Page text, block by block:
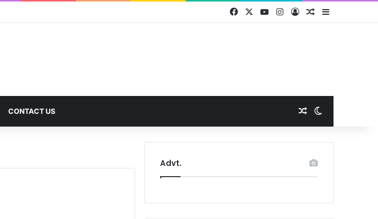
Facebook YouTubeInstagram
Log InRandom Article
CONTACT US Random Article
Advt.